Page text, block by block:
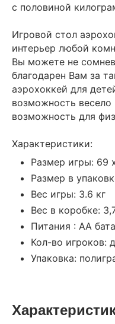
с половиной
Игровой стол
интерьер любой
Вы можете не
благодарен Вам за
аэрохоккей для
возможность
возможность для
Характеристики:
Размер игры: 69
Размер в
Вес игры: 3.6 кг
Вес в коробке:
Питания : АА
Кол-во игроков:
Упаковка: